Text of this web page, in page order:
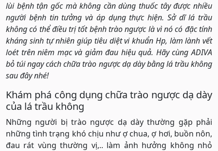
lùi bệnh tận gốc mà không cần dùng thuốc tây được nhiều
người bệnh tin tưởng và áp dụng thực hiện. Sở dĩ lá trầu
không có thể điều trị tốt bệnh trào ngược là vì nó có đặc tính
kháng sinh tự nhiên giúp tiêu diệt vi khuẩn Hp, làm lành vết
loét trên niêm mạc và giảm đau hiệu quả. Hãy cùng ADIVA
bỏ túi ngay cách chữa trào ngược dạ dày bằng lá trầu không
sau đây nhé!
Khám phá công dụng chữa trào ngược dạ dày
của lá trầu không
Những người bị trào ngược dạ dày thường gặp phải
những tình trạng khó chịu như ợ chua, ợ hơi, buồn nôn,
đau rát vùng thường vị,.. làm ảnh hưởng không nhỏ